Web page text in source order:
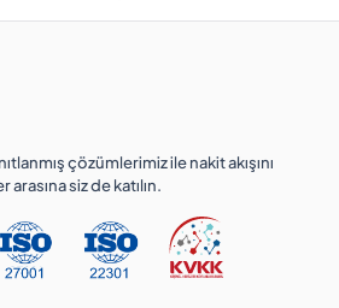
çözümlerimiz ile nakit akışını
siz de katılın.